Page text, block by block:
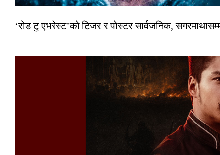
‘रोड टु एभरेस्ट’को टिजर र पोस्टर सार्वजनिक,